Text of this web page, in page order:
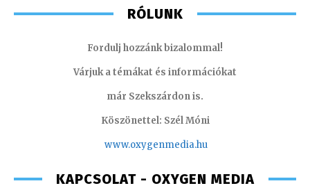
RÓLUNK
Fordulj hozzánk bizalommal!
Várjuk a témákat és információkat
már Szekszárdon is.
Köszönettel: Szél Móni
www.oxygenmedia.hu
KAPCSOLAT - OXYGEN MEDIA